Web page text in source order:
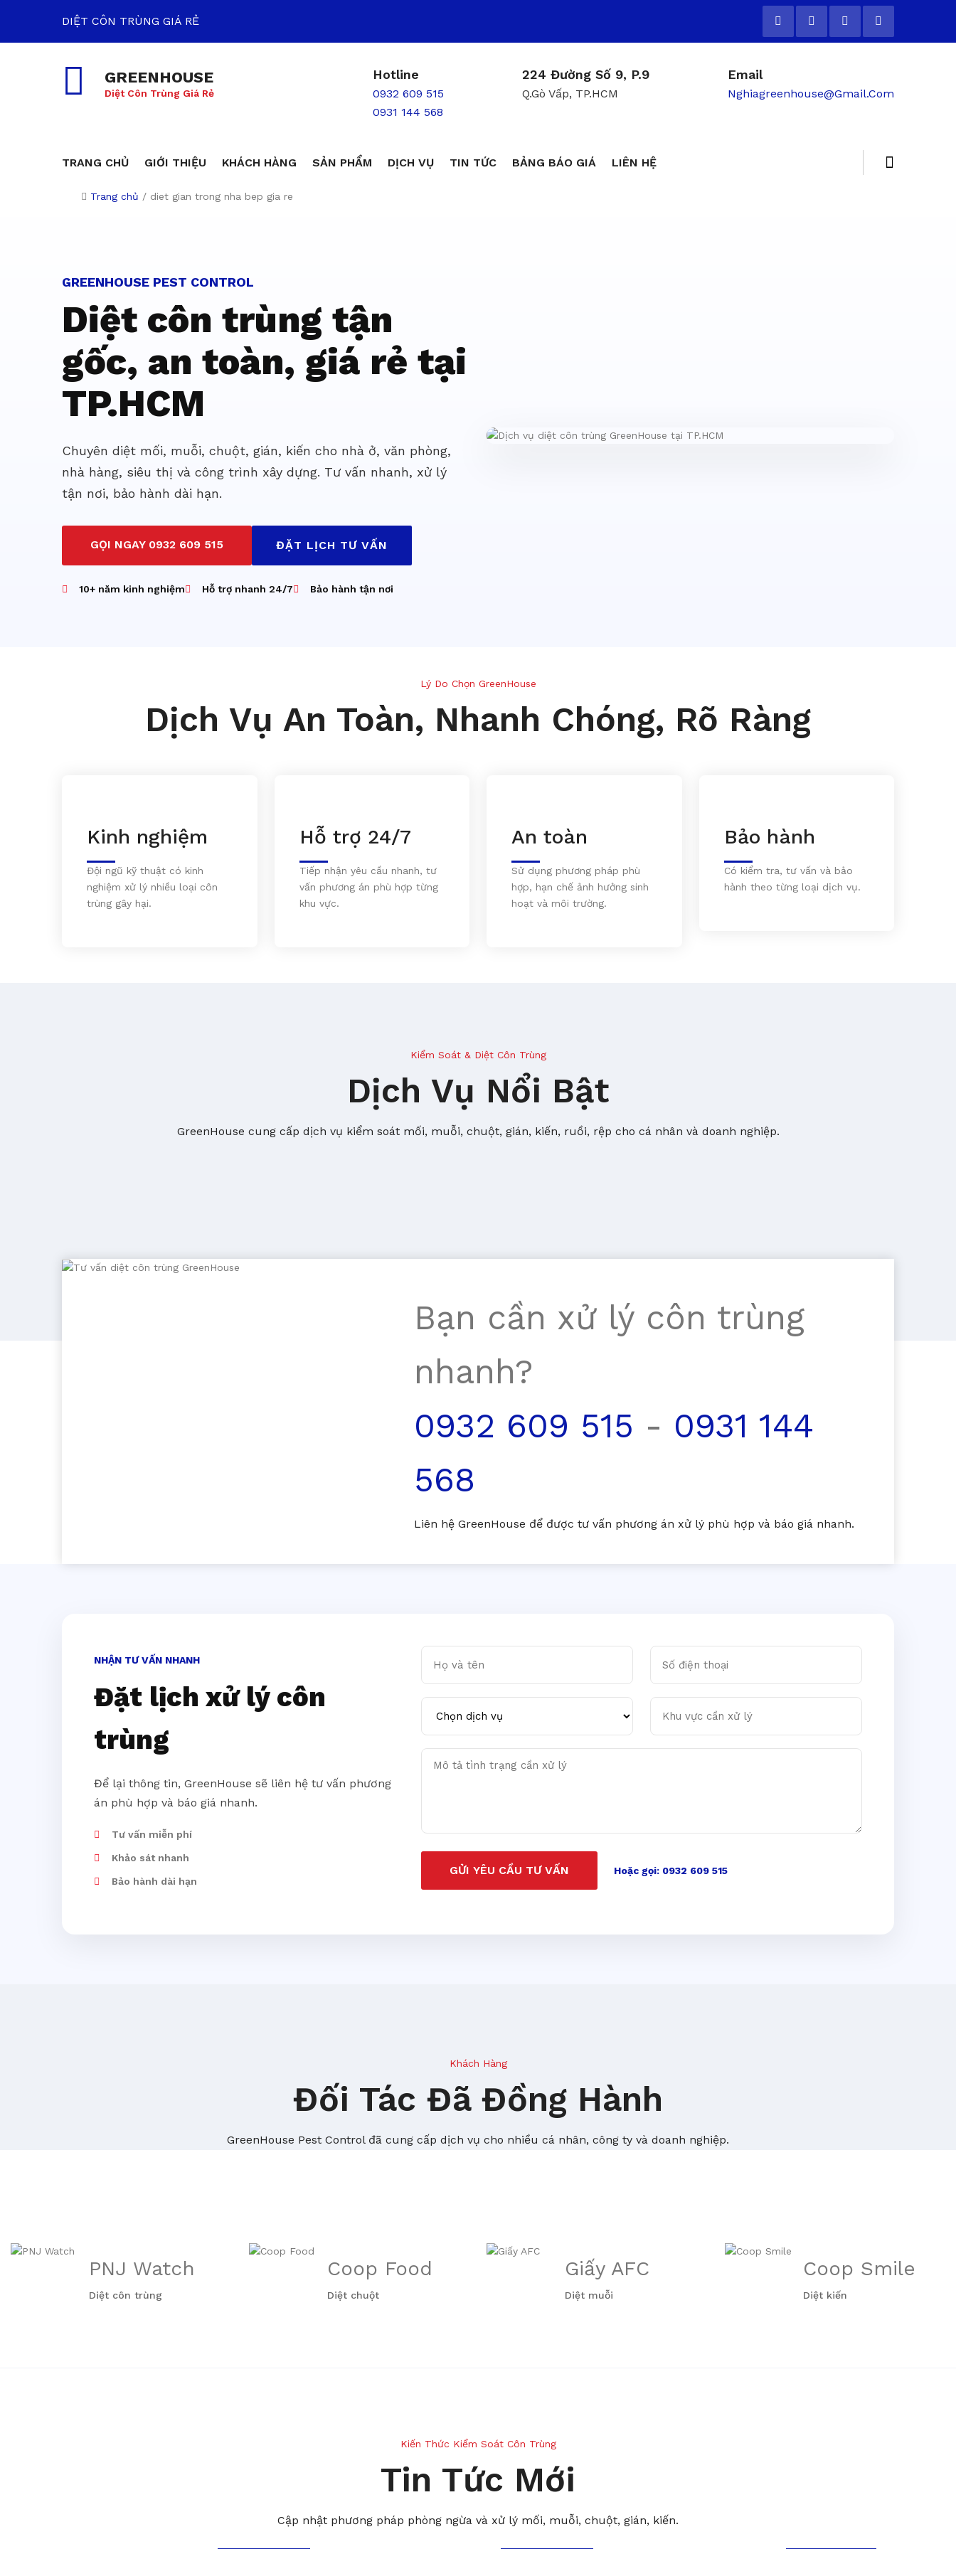
DIỆT CÔN TRÙNG GIÁ RẺ
GREENHOUSE
Diệt Côn Trùng Giá Rẻ
Hotline
0932 609 515
0931 144 568
224 Đường Số 9, P.9
Q.Gò Vấp, TP.HCM
Email
Nghiagreenhouse@gmail.com
TRANG CHỦ GIỚI THIỆU KHÁCH HÀNG SẢN PHẨM DỊCH VỤ TIN TỨC BẢNG BÁO GIÁ LIÊN HỆ
Trang chủ / diet gian trong nha bep gia re
GREENHOUSE PEST CONTROL
Diệt côn trùng tận
gốc, an toàn, giá rẻ tại
TP.HCM
Chuyên diệt mối, muỗi, chuột, gián, kiến cho nhà ở, văn phòng,
nhà hàng, siêu thị và công trình xây dựng. Tư vấn nhanh, xử lý
tận nơi, bảo hành dài hạn.
GỌI NGAY 0932 609 515 ĐẶT LỊCH TƯ VẤN
10+ năm kinh nghiệm Hỗ trợ nhanh 24/7 Bảo hành tận nơi
Lý Do Chọn GreenHouse
Dịch Vụ An Toàn, Nhanh Chóng, Rõ Ràng
Kinh nghiệm
Đội ngũ kỹ thuật có kinh
nghiệm xử lý nhiều loại côn
trùng gây hại.
Hỗ trợ 24/7
Tiếp nhận yêu cầu nhanh, tư
vấn phương án phù hợp từng
khu vực.
An toàn
Sử dụng phương pháp phù
hợp, hạn chế ảnh hưởng sinh
hoạt và môi trường.
Bảo hành
Có kiểm tra, tư vấn và bảo
hành theo từng loại dịch vụ.
Kiểm Soát & Diệt Côn Trùng
Dịch Vụ Nổi Bật
GreenHouse cung cấp dịch vụ kiểm soát mối, muỗi, chuột, gián, kiến, ruồi, rệp cho cá nhân và doanh nghiệp.
Bạn cần xử lý côn trùng
nhanh?
0932 609 515 - 0931 144
568
Liên hệ GreenHouse để được tư vấn phương án xử lý phù hợp và báo giá nhanh.
NHẬN TƯ VẤN NHANH
Đặt lịch xử lý côn
trùng
Để lại thông tin, GreenHouse sẽ liên hệ tư vấn phương
án phù hợp và báo giá nhanh.
Tư vấn miễn phí
Khảo sát nhanh
Bảo hành dài hạn
Họ và tên Số điện thoại
Chọn dịch vụ Khu vực cần xử lý
Mô tả tình trạng cần xử lý
GỬI YÊU CẦU TƯ VẤN Hoặc gọi: 0932 609 515
Khách Hàng
Đối Tác Đã Đồng Hành
GreenHouse Pest Control đã cung cấp dịch vụ cho nhiều cá nhân, công ty và doanh nghiệp.
PNJ Watch
Diệt côn trùng
Coop Food
Diệt chuột
Giấy AFC
Diệt muỗi
Coop Smile
Diệt kiến
Kiến Thức Kiểm Soát Côn Trùng
Tin Tức Mới
Cập nhật phương pháp phòng ngừa và xử lý mối, muỗi, chuột, gián, kiến.